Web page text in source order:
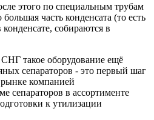
этого по специальным трубам
большая часть конденсата (то есть
собираются в
СНГ такое оборудование ещё
сепараторов - это первый шаг
компанией
сепараторов в ассортименте
к утилизации